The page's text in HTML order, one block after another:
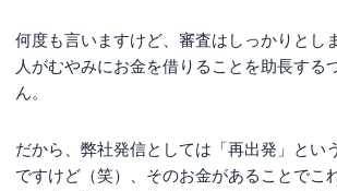
何度も言いますけど、審査はしっかりとし
人がむやみにお金を借りることを助長する
ん。
だから、弊社発信としては「再出発」とい
ですけど（笑）、そのお金があることでこ